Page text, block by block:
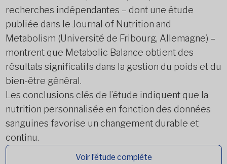
recherches indépendantes – dont une étude
publiée dans le Journal of Nutrition and
Metabolism (Université de Fribourg, Allemagne) –
montrent que Metabolic Balance obtient des
résultats significatifs dans la gestion du poids et du
bien-être général.
Les conclusions clés de l’étude indiquent que la
nutrition personnalisée en fonction des données
sanguines favorise un changement durable et
continu.
Voir l’étude complète